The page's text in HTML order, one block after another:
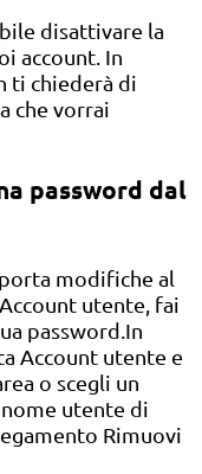
disattivare la
account. In
ti chiederà di
che vorrai
password dal
modifiche al
utente, fai
password.In
Account utente e
o scegli un
utente di
Rimuovi